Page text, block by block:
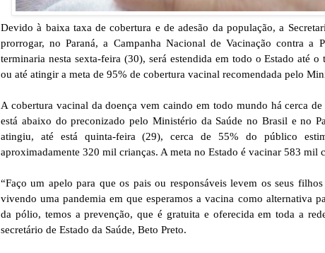
Devido à baixa taxa de cobertura e de adesão da população, a
prorrogar, no Paraná, a Campanha Nacional de Vacinação contra a
terminaria nesta sexta-feira (30), será estendida em todo o Estado até
ou até atingir a meta de 95% de cobertura vacinal recomendada pelo
A cobertura vacinal da doença vem caindo em todo mundo há cerca
está abaixo do preconizado pelo Ministério da Saúde no Brasil e no
atingiu, até está quinta-feira (29), cerca de 55% do público
aproximadamente 320 mil crianças. A meta no Estado é vacinar 583 mil
“Faço um apelo para que os pais ou responsáveis levem os seus
vivendo uma pandemia em que esperamos a vacina como alternativa
da pólio, temos a prevenção, que é gratuita e oferecida em toda a
secretário de Estado da Saúde, Beto Preto.